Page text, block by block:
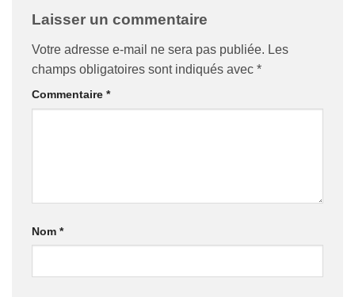
Laisser un commentaire
Votre adresse e-mail ne sera pas publiée. Les
champs obligatoires sont indiqués avec *
Commentaire *
Nom *